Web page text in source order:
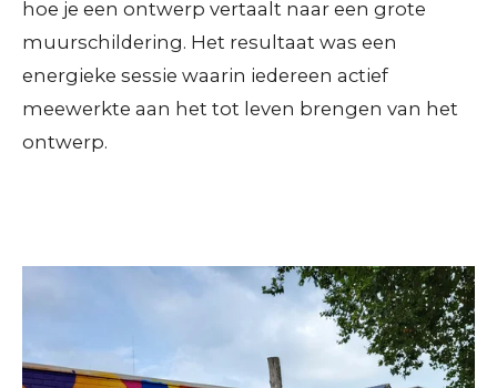
hoe je een ontwerp vertaalt naar een grote
muurschildering. Het resultaat was een
energieke sessie waarin iedereen actief
meewerkte aan het tot leven brengen van het
ontwerp.